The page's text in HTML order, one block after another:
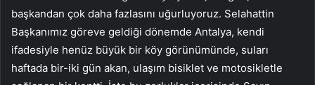
başkandan çok daha fazlasını uğurluyoruz. Selahattin
Başkanımız göreve geldiği dönemde Antalya, kendi
ifadesiyle henüz büyük bir köy görünümünde, suları
haftada bir-iki gün akan, ulaşım bisiklet ve motosikletle